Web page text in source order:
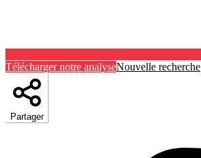
Télécharger notre analyseNouvelle recherche
Partager